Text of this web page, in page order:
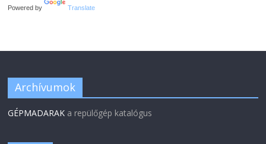
Powered by Translate
Archívumok
GÉPMADARAK a repülőgép katalógus